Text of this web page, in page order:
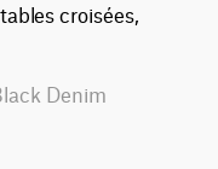
croisées,
Denim